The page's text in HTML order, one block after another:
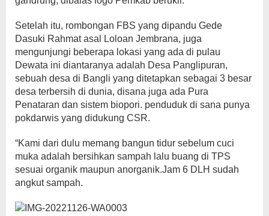
Setelah itu, rombongan FBS yang dipandu Gede
Dasuki Rahmat asal Loloan Jembrana, juga
mengunjungi beberapa lokasi yang ada di pulau
Dewata ini diantaranya adalah Desa Panglipuran,
sebuah desa di Bangli yang ditetapkan sebagai 3 besar
desa terbersih di dunia, disana juga ada Pura
Penataran dan sistem biopori. penduduk di sana punya
pokdarwis yang didukung CSR.
“Kami dari dulu memang bangun tidur sebelum cuci
muka adalah bersihkan sampah lalu buang di TPS
sesuai organik maupun anorganik.Jam 6 DLH sudah
angkut sampah.